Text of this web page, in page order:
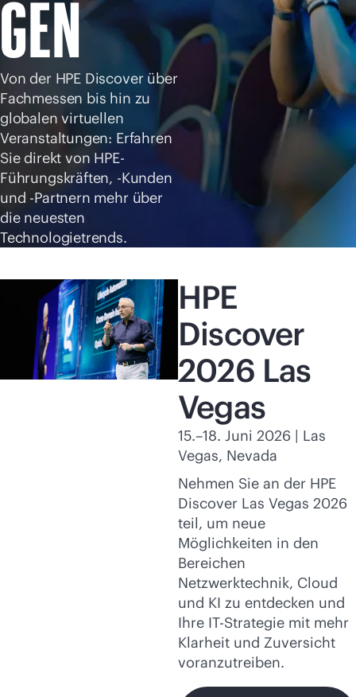
GEN
Von der HPE Discover über
Fachmessen bis hin zu
globalen virtuellen
Veranstaltungen: Erfahren
Sie direkt von HPE-
Führungskräften, -Kunden
und -Partnern mehr über
die neuesten
Technologietrends.
HPE
Discover
2026 Las
Vegas
15.–18. Juni 2026 | Las
Vegas, Nevada
Nehmen Sie an der HPE
Discover Las Vegas 2026
teil, um neue
Möglichkeiten in den
Bereichen
Netzwerktechnik, Cloud
und KI zu entdecken und
Ihre IT-Strategie mit mehr
Klarheit und Zuversicht
voranzutreiben.